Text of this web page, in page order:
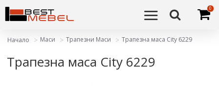
0
Начало Маси Трапезни Маси Трапезна маса City 6229
Трапезна маса City 6229